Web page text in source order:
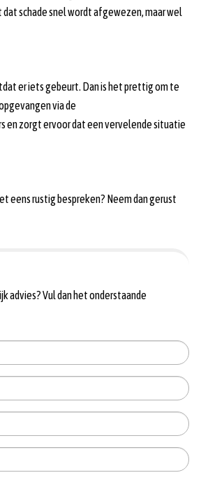
schade snel wordt afgewezen, maar wel
er iets gebeurt. Dan is het prettig om te
via de
en zorgt ervoor dat een vervelende situatie
eens rustig bespreken? Neem dan gerust
advies? Vul dan het onderstaande